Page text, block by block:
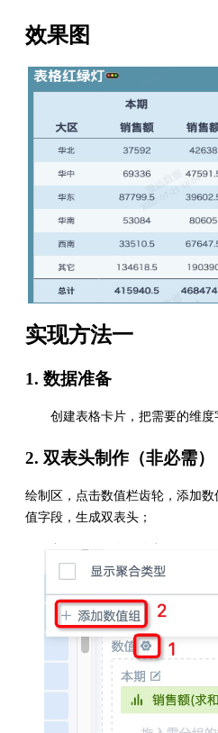
效果图
实现方法一
1. 数据准备
创建表格卡片，把需要的维度
2. 双表头制作（非必需）
绘制区，点击数值栏齿轮，添加
值字段，生成双表头；